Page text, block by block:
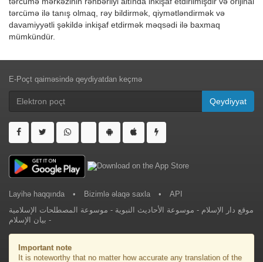
tərcümə ilə tanış olmaq, rəy bildirmək, qiymətləndirmək və
davamiyyətli şəkildə inkişaf etdirmək məqsədi ilə baxmaq
mümkündür.
E-Poçt qaiməsində qeydiyatdan keçmə
Qeydiyyat
Layihə haqqında • Bizimlə əlaqə saxla •
API
موقع دار الإسلام - موسوعة الأحاديث النبوية - موسوعة المصطلحات الإسلامية
- بيان الإسلام
Important note
It is noteworthy that no matter how accurate any translation of the